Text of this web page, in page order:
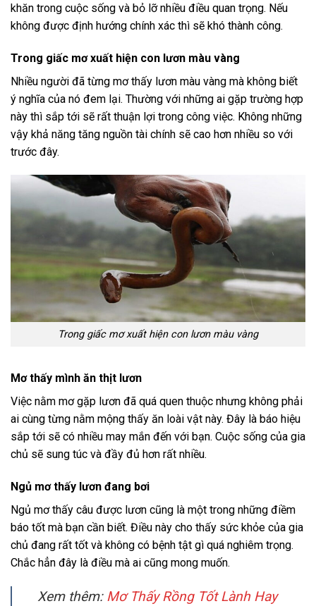
khăn trong cuộc sống và bỏ lỡ nhiều điều quan trọng. Nếu
không được định hướng chính xác thì sẽ khó thành công.
Trong giấc mơ xuất hiện con lươn màu vàng
Nhiều người đã từng mơ thấy lươn màu vàng mà không biết
ý nghĩa của nó đem lại. Thường với những ai gặp trường hợp
này thì sắp tới sẽ rất thuận lợi trong công việc. Không những
vậy khả năng tăng nguồn tài chính sẽ cao hơn nhiều so với
trước đây.
Trong giấc mơ xuất hiện con lươn màu vàng
Mơ thấy mình ăn thịt lươn
Việc nằm mơ gặp lươn đã quá quen thuộc nhưng không phải
ai cùng từng nằm mộng thấy ăn loài vật này. Đây là báo hiệu
sắp tới sẽ có nhiều may mắn đến với bạn. Cuộc sống của gia
chủ sẽ sung túc và đầy đủ hơn rất nhiều.
Ngủ mơ thấy lươn đang bơi
Ngủ mơ thấy câu được lươn cũng là một trong những điềm
báo tốt mà bạn cần biết. Điều này cho thấy sức khỏe của gia
chủ đang rất tốt và không có bệnh tật gì quá nghiêm trọng.
Chắc hẳn đây là điều mà ai cũng mong muốn.
Xem thêm: Mơ Thấy Rồng Tốt Lành Hay